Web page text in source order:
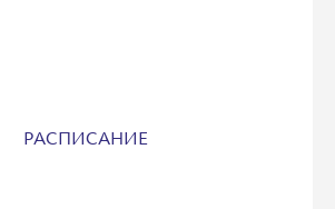
РАСПИСАНИЕ